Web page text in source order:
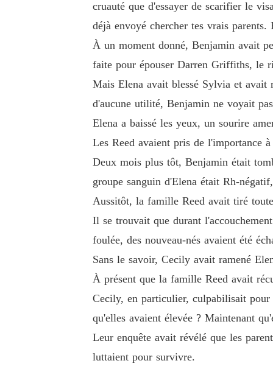
cruauté que d'essayer de scarifier le
déjà envoyé chercher tes vrais
À un moment donné, Benjamin avait
faite pour épouser Darren Griffiths, le
Mais Elena avait blessé Sylvia et avait
d'aucune utilité, Benjamin ne voyait
Elena a baissé les yeux, un sourire
Les Reed avaient pris de l'importance
Deux mois plus tôt, Benjamin était
groupe sanguin d'Elena était Rh-
Aussitôt, la famille Reed avait tiré
Il se trouvait que durant
foulée, des nouveau-nés avaient été
Sans le savoir, Cecily avait ramené
À présent que la famille Reed avait
Cecily, en particulier, culpabilisait
qu'elles avaient élevée ? Maintenant
Leur enquête avait révélé que les
luttaient pour survivre.